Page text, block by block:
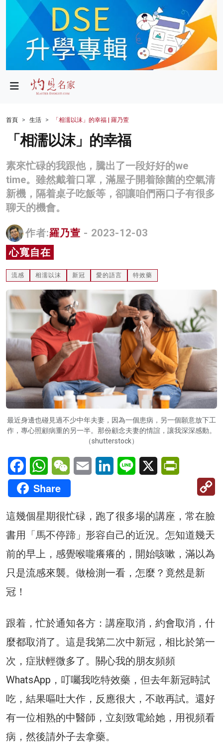
政局
財經
生活
商業
科技
名家榜
灼見活動
關於我們
首頁 生活 「相濡以沫」的幸福 | 羅乃萱
「相濡以沫」的幸福
素來忙碌的我跟他，騰出了一段好好的we
time。雖然戴着口罩，滿屋子開着除菌的空氣清
新機，隔着桌子吃飯等，卻讓咱們兩口子有很多
聊天的機會。
作者:羅乃萱 - 2023-12-03
心寬自在
流感 相濡以沫 新冠 愛的語言 特效藥
最近身邊也碰見過不少中年夫妻，因為一個患病，另一個願意放下工
作，專心照顧病重的另一半。那份顧念夫妻的情誼，讓我深深感動。
（shutterstock）
FacebookWhatsAppWeChatEmail LinkedInLine X
Share
這幾個星期很忙碌，跑了很多場的講座，常在臉
書用「馬不停蹄」形容自己的近況。怎知道幾天
前的早上，感覺喉嚨癢癢的，開始咳嗽，滿以為
只是流感來襲。做檢測一看，怎麼？竟然是新
冠！
跟着，忙於通知各方：講座取消，約會取消，什
麼都取消了。這是我第二次中新冠，相比於第一
次，症狀輕微多了。關心我的朋友頻頻
WhatsApp，叮囑我吃特效藥，但去年新冠時試
吃，結果嘔吐大作，反應很大，不敢再試。還好
有一位相熟的中醫師，立刻致電給她，用視頻看
病，然後請外子去拿藥。